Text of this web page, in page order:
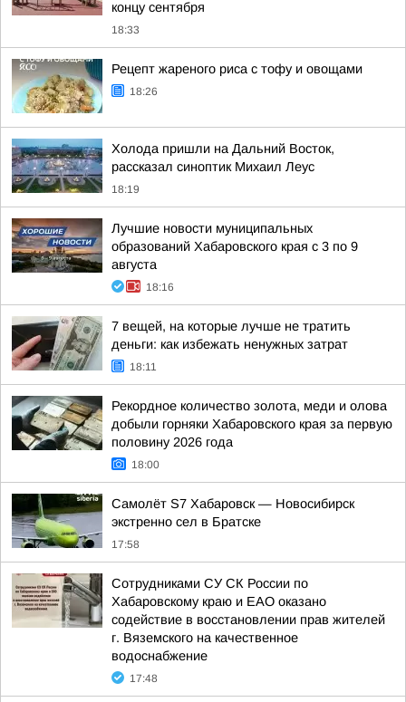
концу сентября
18:33
Рецепт жареного риса с тофу и овощами
18:26
Холода пришли на Дальний Восток,
рассказал синоптик Михаил Леус
18:19
Лучшие новости муниципальных
образований Хабаровского края с 3 по 9
августа
18:16
7 вещей, на которые лучше не тратить
деньги: как избежать ненужных затрат
18:11
Рекордное количество золота, меди и олова
добыли горняки Хабаровского края за первую
половину 2026 года
18:00
Самолёт S7 Хабаровск — Новосибирск
экстренно сел в Братске
17:58
Сотрудниками СУ СК России по
Хабаровскому краю и ЕАО оказано
содействие в восстановлении прав жителей
г. Вяземского на качественное
водоснабжение
17:48